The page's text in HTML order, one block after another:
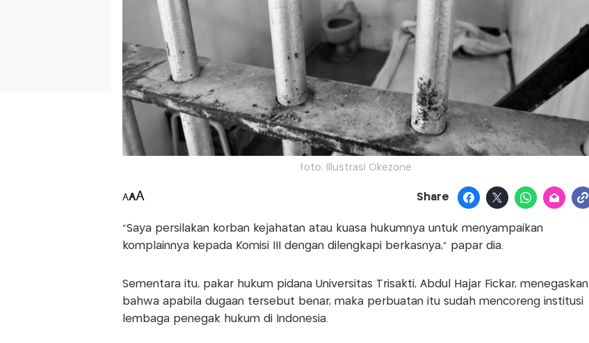
foto: Illustrasi Okezone
AAA Share
"Saya persilakan korban kejahatan atau kuasa hukumnya untuk menyampaikan
komplainnya kepada Komisi III dengan dilengkapi berkasnya," papar dia.
Sementara itu, pakar hukum pidana Universitas Trisakti, Abdul Hajar Fickar, menegaskan
bahwa apabila dugaan tersebut benar, maka perbuatan itu sudah mencoreng institusi
lembaga penegak hukum di Indonesia.